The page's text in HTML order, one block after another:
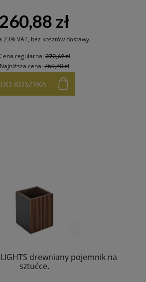
260,88 zł
23% VAT, bez kosztów dostawy
regularna:372,69 zł
Najniższa cena: 260,88 zł
DO KOSZYKA
LIGHTS drewniany pojemnik na
sztućce.